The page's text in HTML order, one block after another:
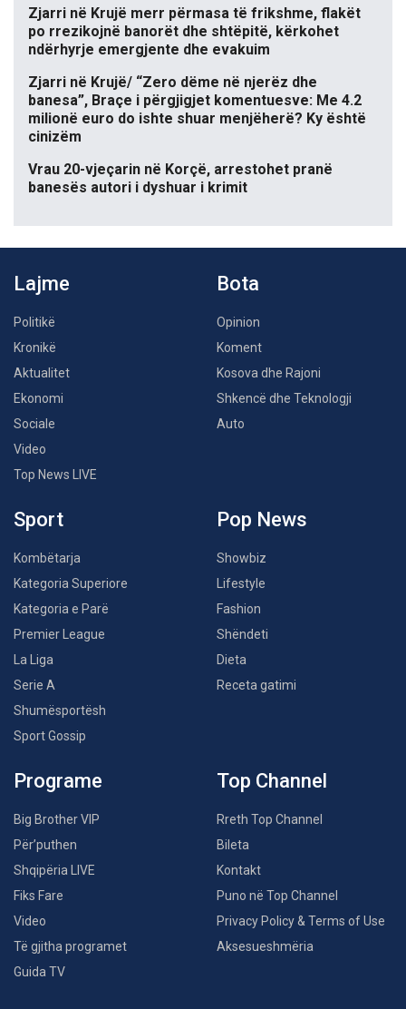
Zjarri në Krujë merr përmasa të frikshme, flakët
po rrezikojnë banorët dhe shtëpitë, kërkohet
ndërhyrje emergjente dhe evakuim
Zjarri në Krujë/ “Zero dëme në njerëz dhe
banesa”, Braçe i përgjigjet komentuesve: Me 4.2
milionë euro do ishte shuar menjëherë? Ky është
cinizëm
Vrau 20-vjeçarin në Korçë, arrestohet pranë
banesës autori i dyshuar i krimit
Lajme
Politikë
Kronikë
Aktualitet
Ekonomi
Sociale
Video
Top News LIVE
Bota
Opinion
Koment
Kosova dhe Rajoni
Shkencë dhe Teknologji
Auto
Sport
Kombëtarja
Kategoria Superiore
Kategoria e Parë
Premier League
La Liga
Serie A
Shumësportësh
Sport Gossip
Pop News
Showbiz
Lifestyle
Fashion
Shëndeti
Dieta
Receta gatimi
Programe
Big Brother VIP
Për’puthen
Shqipëria LIVE
Fiks Fare
Video
Të gjitha programet
Guida TV
Top Channel
Rreth Top Channel
Bileta
Kontakt
Puno në Top Channel
Privacy Policy & Terms of Use
Aksesueshmëria